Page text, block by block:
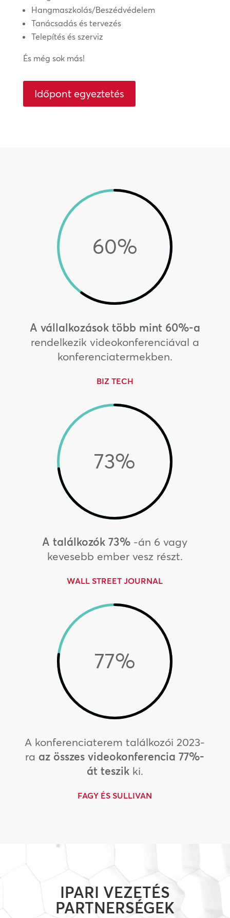
Hangmaszkolás/Beszédvédelem
Tanácsadás és tervezés
Telepítés és szerviz
És még sok más!
Időpont egyeztetés
60%
A vállalkozások több mint 60%-a
rendelkezik videokonferenciával a
konferenciatermekben.
BIZ TECH
73%
A találkozók 73% -án 6 vagy
kevesebb ember vesz részt.
WALL STREET JOURNAL
77%
A konferenciaterem találkozói 2023-
ra az összes videokonferencia 77%-
át teszikki.
FAGY ÉS SULLIVAN
IPARI VEZETÉS
PARTNERSÉGEK